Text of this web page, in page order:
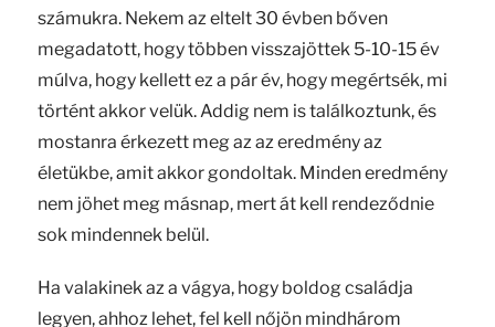
számukra. Nekem az eltelt 30 évben bőven
megadatott, hogy többen visszajöttek 5-10-15 év
múlva, hogy kellett ez a pár év, hogy megértsék, mi
történt akkor velük. Addig nem is találkoztunk, és
mostanra érkezett meg az az eredmény az
életükbe, amit akkor gondoltak. Minden eredmény
nem jöhet meg másnap, mert át kell rendeződnie
sok mindennek belül.
Ha valakinek az a vágya, hogy boldog családja
legyen, ahhoz lehet, fel kell nőjön mindhárom